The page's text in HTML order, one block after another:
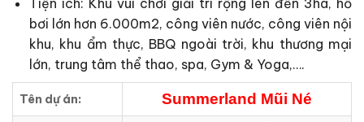
bơi lớn hơn 6.000m2, công viên nước, công viên nội
khu, khu ẩm thực, BBQ ngoài trời, khu thương mại
lớn, trung tâm thể thao, spa, Gym & Yoga,….
Tên dự án: Summerland Mũi Né